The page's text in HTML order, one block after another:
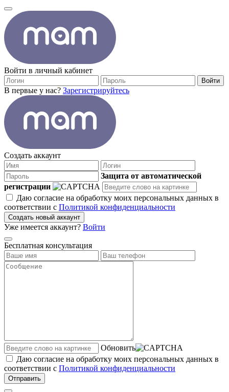
Войти в личный кабинет
Войти
В первые у нас? Зарегистрируйтесь
Создать аккаунт
Защита от автоматической
регистрации
Даю согласие на обработку моих персональных данных в
соответствии с Политикой конфиденциальности
Создать новый аккаунт
Уже имеется аккаунт? Войти
Бесплатная консультация
Обновить
Даю согласие на обработку моих персональных данных в
соответствии с Политикой конфиденциальности
Отправить